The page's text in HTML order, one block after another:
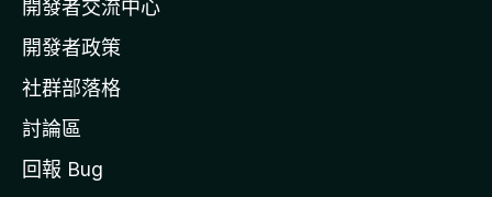
官
網
開發者交流中心
開發者政策
社群部落格
討論區
回報 Bug